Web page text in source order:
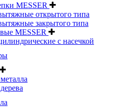
MESSER
открытого типа
закрытого типа
MESSER
с насечкой